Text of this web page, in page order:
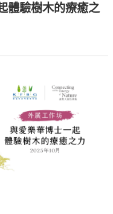
體驗樹木的療癒之